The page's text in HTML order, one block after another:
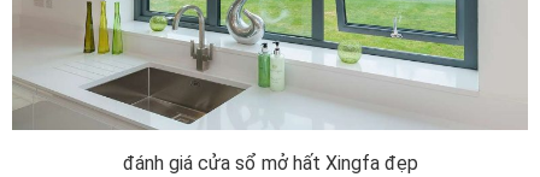
đánh giá cửa sổ mở hất Xingfa đẹp